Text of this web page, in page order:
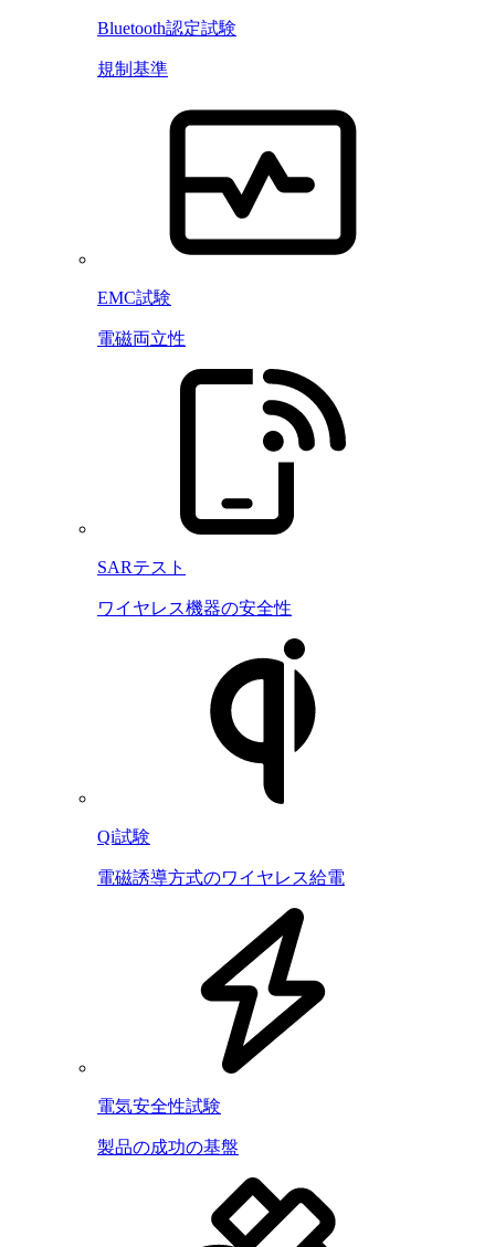
Bluetooth認定試験
規制基準
EMC試験
電磁両立性
SARテスト
ワイヤレス機器の安全性
Qi試験
電磁誘導方式のワイヤレス給電
電気安全性試験
製品の成功の基盤